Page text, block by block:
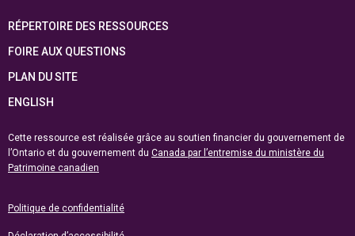
RÉPERTOIRE DES RESSOURCES
FOIRE AUX QUESTIONS
PLAN DU SITE
ENGLISH
Cette ressource est réalisée grâce au soutien financier du gouvernement de
l’Ontario et du gouvernement du Canada par l’entremise du ministère du
Patrimoine canadien
Politique de confidentialité